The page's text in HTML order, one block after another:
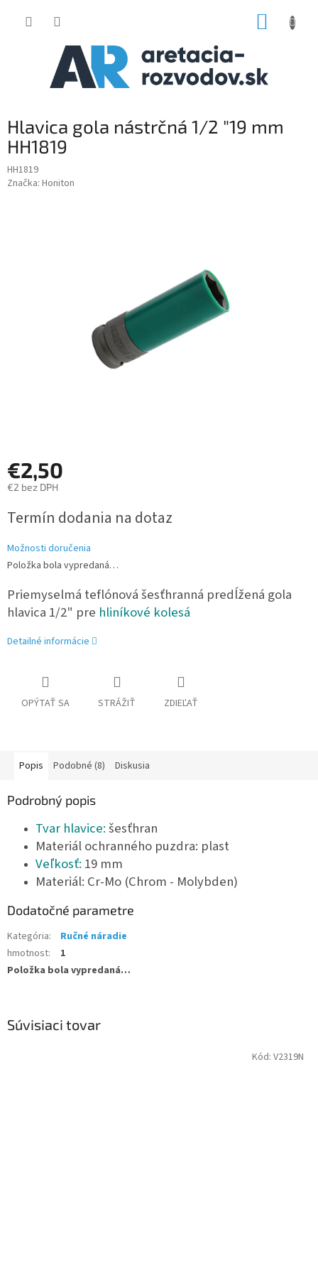
Hlavica gola nástrčná 1/2 "19 mm
HH1819
HH1819
Značka: Honiton
€2,50
€2 bez DPH
cena:
Termín dodania na dotaz
Možnosti doručenia
Položka bola vypredaná…
Priemyselmá teflónová šesťhranná predĺžená gola
hlavica 1/2" pre hliníkové kolesá
Detailné informácie
OPÝTAŤ SA STRÁŽIŤ ZDIEĽAŤ
Súvisiaci tovar
Kód: V2319N
Popis Podobné (8) Diskusia
Podrobný popis
Tvar hlavice:šesťhran
Materiál ochranného puzdra: plast
Veľkosť: 19 mm
Materiál: Cr-Mo (Chrom - Molybden)
Dodatočné parametre
Kategória:
Ručné náradie
hmotnost:
1
Položka bola vypredaná…